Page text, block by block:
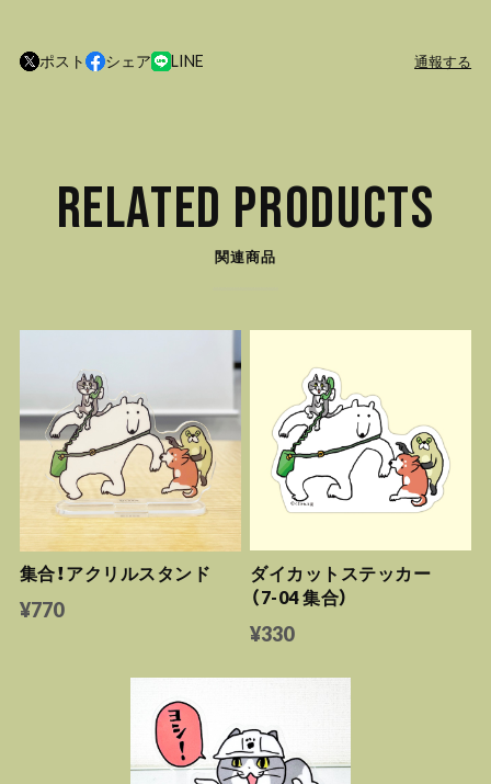
ポスト シェア LINE 通報する
RELATED PRODUCTS
関連商品
集合！アクリルスタンド
¥770
ダイカットステッカー
（7-04 集合）
¥330